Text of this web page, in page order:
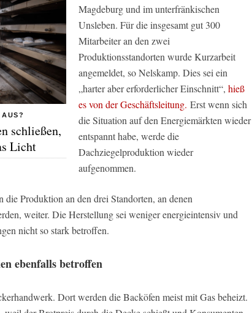
schließen,
Licht
Magdeburg und im unterfränkischen
Unsleben. Für die insgesamt gut 300
Mitarbeiter an den zwei
Produktionsstandorten wurde Kurzarbeit
angemeldet, so Nelskamp. Dies sei ein
„harter aber erforderlicher Einschnitt“, hieß
es von der Geschäftsleitung. Erst wenn sich
die Situation auf den Energiemärkten wieder
entspannt habe, werde die
Dachziegelproduktion wieder
aufgenommen.
die Produktion an den drei Standorten, an denen
weiter. Die Herstellung sei weniger energieintensiv und
nicht so stark betroffen.
ebenfalls betroffen
Dort werden die Backöfen meist mit Gas beheizt.